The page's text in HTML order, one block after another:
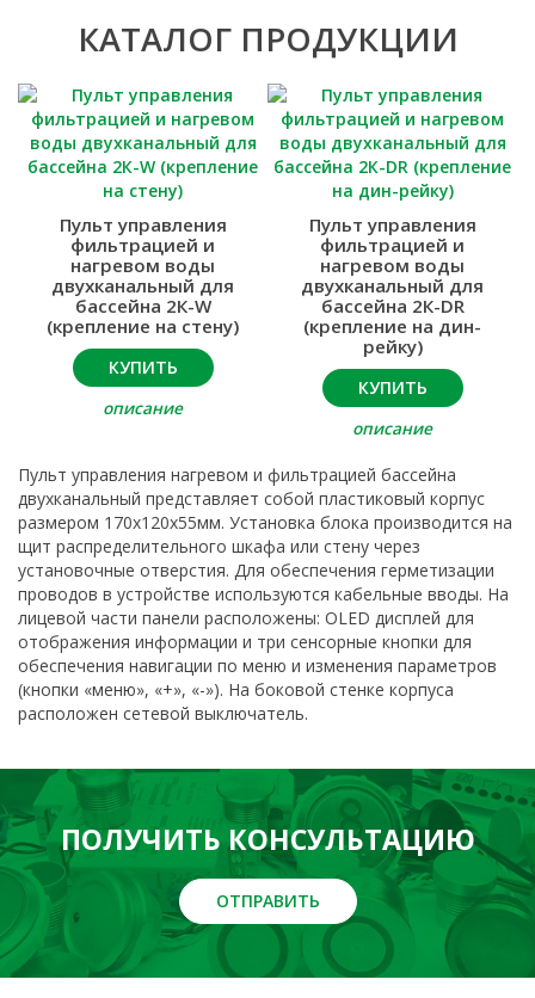
КАТАЛОГ ПРОДУКЦИИ
Пульт управления
фильтрацией и
нагревом воды
двухканальный для
бассейна 2К-W
(крепление на стену)
КУПИТЬ
описание
Пульт управления
фильтрацией и
нагревом воды
двухканальный для
бассейна 2К-DR
(крепление на дин-
рейку)
КУПИТЬ
описание
Пульт управления нагревом и фильтрацией бассейна
двухканальный представляет собой пластиковый корпус
размером 170x120x55мм. Установка блока производится на
щит распределительного шкафа или стену через
установочные отверстия. Для обеспечения герметизации
проводов в устройстве используются кабельные вводы. На
лицевой части панели расположены: OLED дисплей для
отображения информации и три сенсорные кнопки для
обеспечения навигации по меню и изменения параметров
(кнопки «меню», «+», «-»). На боковой стенке корпуса
расположен сетевой выключатель.
ПОЛУЧИТЬ КОНСУЛЬТАЦИЮ
ОТПРАВИТЬ